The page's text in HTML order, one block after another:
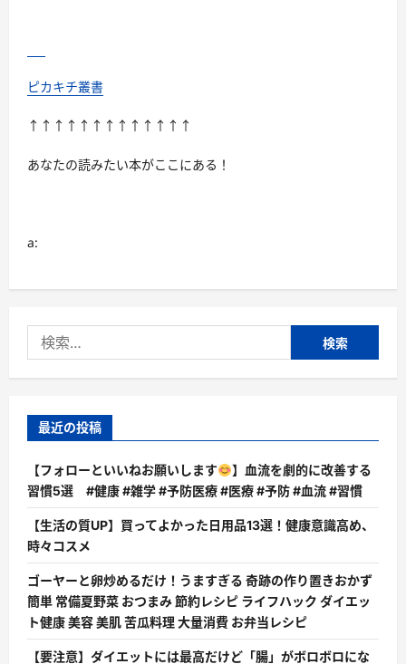
ピカキチ叢書
↑↑↑↑↑↑↑↑↑↑↑↑↑
あなたの読みたい本がここにある！
a:
索:
最近の投稿
【フォローといいねお願いします
】血流を劇的に改善する
習慣5選 #健康 #雑学 #予防医療 #医療 #予防 #血流 #習慣
【生活の質UP】買ってよかった日用品13選！健康意識高め、
時々コスメ
ゴーヤーと卵炒めるだけ！うますぎる 奇跡の作り置きおかず
簡単 常備夏野菜 おつまみ 節約レシピ ライフハック ダイエッ
ト健康 美容 美肌 苦瓜料理 大量消費 お弁当レシピ
【要注意】ダイエットには最高だけど「腸」がボロボロにな